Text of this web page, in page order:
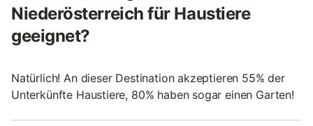
Niederösterreich für Haustiere
geeignet?
Natürlich! An dieser Destination akzeptieren 55% der
Unterkünfte Haustiere, 80% haben sogar einen Garten!